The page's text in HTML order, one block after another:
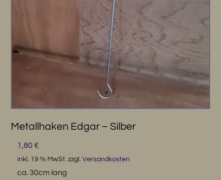
Metallhaken Edgar – Silber
1,80 €
inkl. 19 % MwSt. zzgl. Versandkosten
ca. 30cm lang